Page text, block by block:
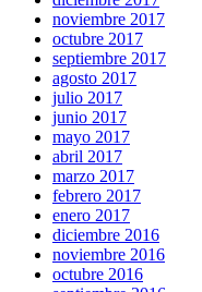
noviembre 2017
octubre 2017
septiembre 2017
agosto 2017
julio 2017
junio 2017
mayo 2017
abril 2017
marzo 2017
febrero 2017
enero 2017
diciembre 2016
noviembre 2016
octubre 2016